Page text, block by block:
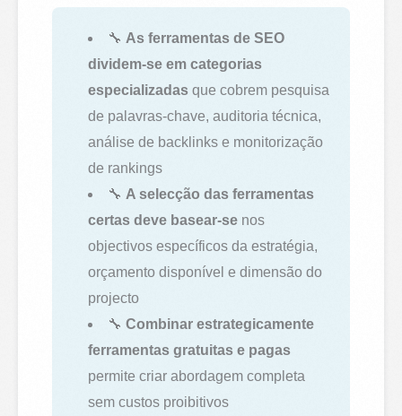
🔧 As ferramentas de SEO
dividem-se em categorias
especializadas que cobrem pesquisa
de palavras-chave, auditoria técnica,
análise de backlinks e monitorização
de rankings
🔧 A selecção das ferramentas
certas deve basear-se nos
objectivos específicos da estratégia,
orçamento disponível e dimensão do
projecto
🔧Combinar estrategicamente
ferramentas gratuitas e pagas
permite criar abordagem completa
sem custos proibitivos